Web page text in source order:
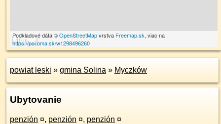
10 m
Podkladové dáta ©OpenStreetMapvrstva Freemap.sk, viac na
https://poi.oma.sk/w1298496260
powiat leski » gmina Solina » Myczków
Ubytovanie
penzión ¤, penzión ¤, penzión ¤